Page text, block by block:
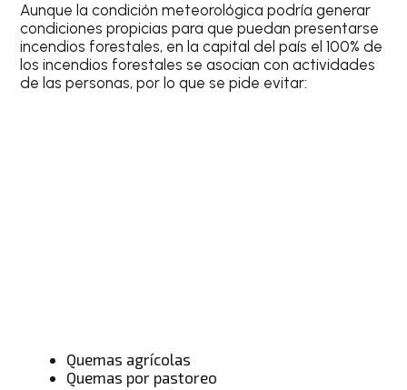
Aunque la condición meteorológica podría generar
condiciones propicias para que puedan presentarse
incendios forestales, en la capital del país el 100% de
los incendios forestales se asocian con actividades
de las personas, por lo que se pide evitar:
Quemas agrícolas
Quemas por pastoreo